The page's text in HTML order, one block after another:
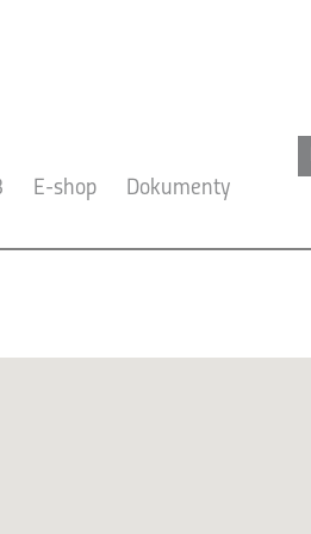
E-shop Dokumenty